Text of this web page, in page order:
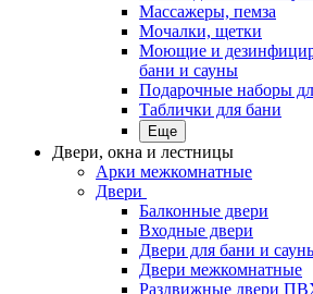
Массажеры, пемза
Мочалки, щетки
Моющие и
бани и сауны
Подарочные наборы
Таблички для бани
Еще
Двери, окна и лестницы
Арки межкомнатные
Двери
Балконные двери
Входные двери
Двери для бани и
Двери межкомнатные
Раздвижные двери